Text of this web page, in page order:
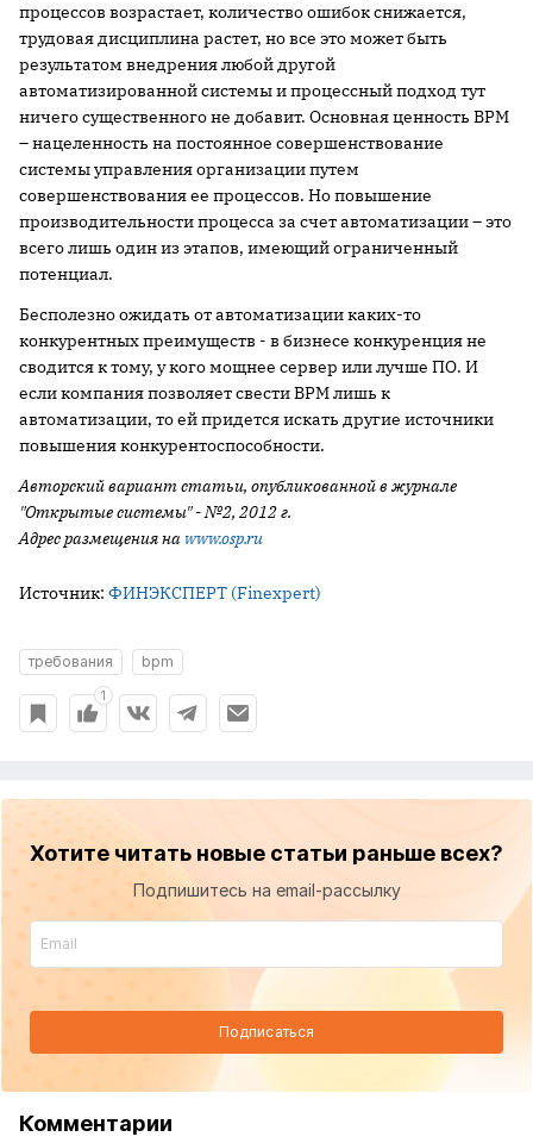
процессов возрастает, количество ошибок снижается,
трудовая дисциплина растет, но все это может быть
результатом внедрения любой другой
автоматизированной системы и процессный подход тут
ничего существенного не добавит. Основная ценность BPM
– нацеленность на постоянное совершенствование
системы управления организации путем
совершенствования ее процессов. Но повышение
производительности процесса за счет автоматизации – это
всего лишь один из этапов, имеющий ограниченный
потенциал.
Бесполезно ожидать от автоматизации каких-то
конкурентных преимуществ - в бизнесе конкуренция не
сводится к тому, у кого мощнее сервер или лучше ПО. И
если компания позволяет свести BPM лишь к
автоматизации, то ей придется искать другие источники
повышения конкурентоспособности.
Авторский вариант статьи, опубликованной в журнале
"Открытые системы" - №2, 2012 г.
Адрес размещения на www.osp.ru
Источник: ФИНЭКСПЕРТ (Finexpert)
требования bpm
1
Хотите читать новые статьи раньше всех?
Подпишитесь на email-рассылку
Подписаться
Комментарии